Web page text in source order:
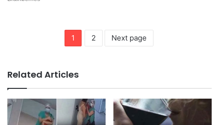
1 2 Next page
Related Articles